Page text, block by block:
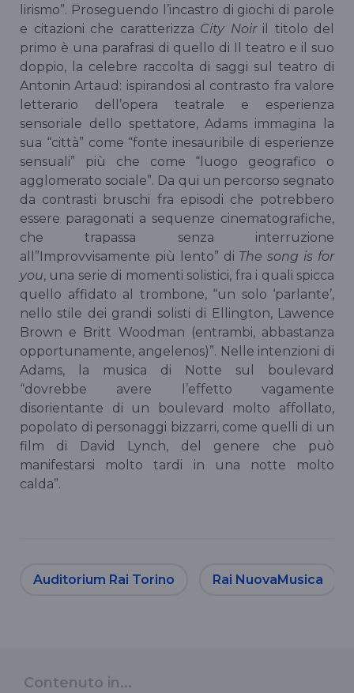
lirismo”. Proseguendo l’incastro di giochi di parole
e citazioni che caratterizza City Noiril titolo del
primo è una parafrasi di quello di Il teatro e il suo
doppio, la celebre raccolta di saggi sul teatro di
Antonin Artaud: ispirandosi al contrasto fra valore
letterario dell’opera teatrale e esperienza
sensoriale dello spettatore, Adams immagina la
sua “città” come “fonte inesauribile di esperienze
sensuali” più che come “luogo geografico o
agglomerato sociale”. Da qui un percorso segnato
da contrasti bruschi fra episodi che potrebbero
essere paragonati a sequenze cinematografiche,
che trapassa senza interruzione
all”Improvvisamente più lento” di The song is for
you, una serie di momenti solistici, fra i quali spicca
quello affidato al trombone, “un solo ‘parlante’,
nello stile dei grandi solisti di Ellington, Lawence
Brown e Britt Woodman (entrambi, abbastanza
opportunamente, angelenos)”. Nelle intenzioni di
Adams, la musica di Notte sul boulevard
“dovrebbe avere l’effetto vagamente
disorientante di un boulevard molto affollato,
popolato di personaggi bizzarri, come quelli di un
film di David Lynch, del genere che può
manifestarsi molto tardi in una notte molto
calda”.
Auditorium Rai Torino Rai NuovaMusica
Contenuto in...